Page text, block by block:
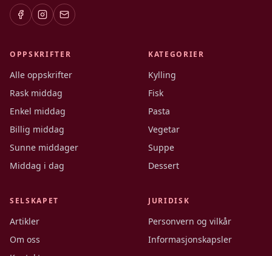
OPPSKRIFTER
Alle oppskrifter
Rask middag
Enkel middag
Billig middag
Sunne middager
Middag i dag
KATEGORIER
Kylling
Fisk
Pasta
Vegetar
Suppe
Dessert
SELSKAPET
Artikler
Om oss
JURIDISK
Personvern og vilkår
Informasjonskapsler